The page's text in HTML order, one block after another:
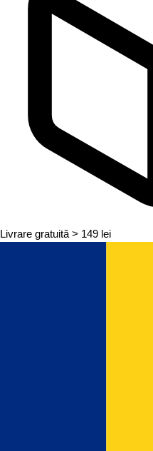
Livrare gratuită > 149 lei